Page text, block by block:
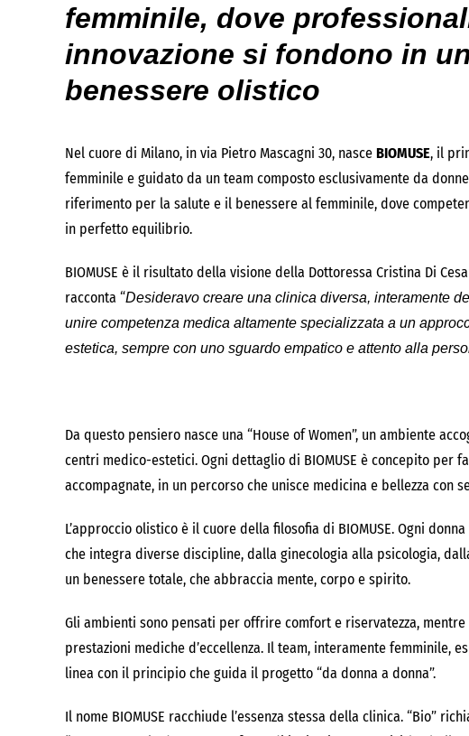
femminile, dove
innovazione si fondono in
benessere olistico
Nel cuore di Milano, in via Pietro Mascagni 30, nasce BIOMUSE, il
femminile e guidato da un team composto esclusivamente da
riferimento per la salute e il benessere al femminile, dove
in perfetto equilibrio.
BIOMUSE è il risultato della visione della Dottoressa Cristina Di
racconta “Desideravo creare una clinica diversa, interamente
unire competenza medica altamente specializzata a un
estetica, sempre con uno sguardo empatico e attento alla
Da questo pensiero nasce una “House of Women”, un ambiente
centri medico-estetici. Ogni dettaglio di BIOMUSE è concepito per
accompagnate, in un percorso che unisce medicina e bellezza con
L’approccio olistico è il cuore della filosofia di BIOMUSE. Ogni
che integra diverse discipline, dalla ginecologia alla psicologia,
un benessere totale, che abbraccia mente, corpo e spirito.
Gli ambienti sono pensati per offrire comfort e riservatezza,
prestazioni mediche d’eccellenza. Il team, interamente femminile,
linea con il principio che guida il progetto “da donna a donna”.
Il nome BIOMUSE racchiude l’essenza stessa della clinica. “Bio”